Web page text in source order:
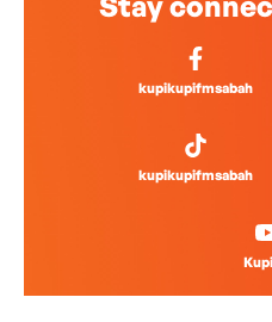
kupikupifmsabah
kupikupifmsabah